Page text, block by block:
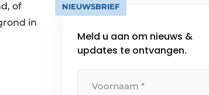
of
in
NIEUWSBRIEF
Meld u aan om nieuws &
updates te ontvangen.